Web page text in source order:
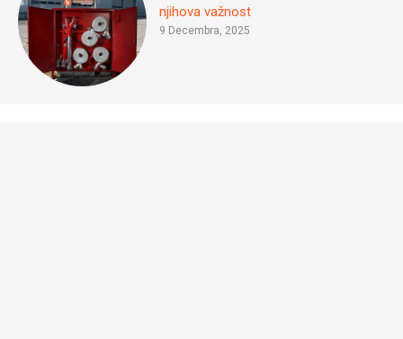
njihova važnost
9 Decembra, 2025